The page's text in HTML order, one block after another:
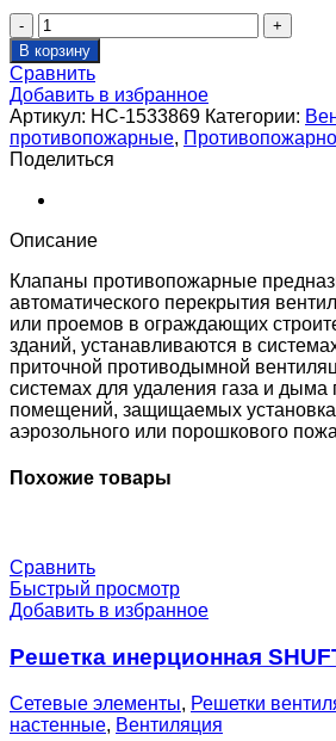
Количество
товара
Клапан
противопожарный
SHUFT
SHFDC-
120-
O-
250_250-
0-
0-
0
В корзину
Сравнить
Добавить в избранное
Артикул: НС-1533869 Категории:
противопожарные,
Поделиться
Описание
Клапаны противопожарные
автоматического перекрытия
или проемов в ограждающих
зданий, устанавливаются в
приточной противодымной
системах для удаления газа и дыма
помещений, защищаемых
аэрозольного или порошкового
Похожие товары
Сравнить
Быстрый просмотр
Добавить в избранное
Решетка инерционная
Сетевые элементы, Решетки
настенные, Вентиляция